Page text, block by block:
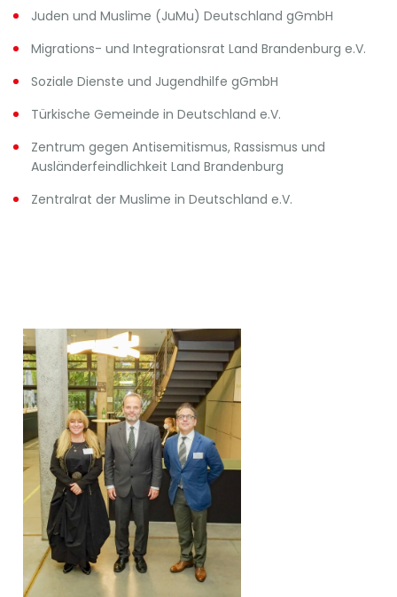
Juden und Muslime (JuMu) Deutschland gGmbH
Migrations- und Integrationsrat Land Brandenburg e.V.
Soziale Dienste und Jugendhilfe gGmbH
Türkische Gemeinde in Deutschland e.V.
Zentrum gegen Antisemitismus, Rassismus und
Ausländerfeindlichkeit Land Brandenburg
Zentralrat der Muslime in Deutschland e.V.